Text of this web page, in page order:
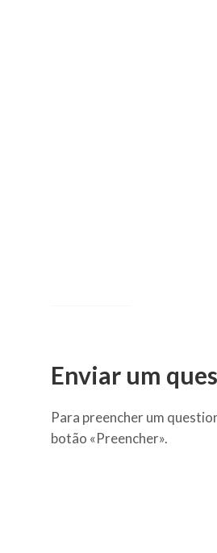
Enviar um
Para preencher um
botão «Preencher».